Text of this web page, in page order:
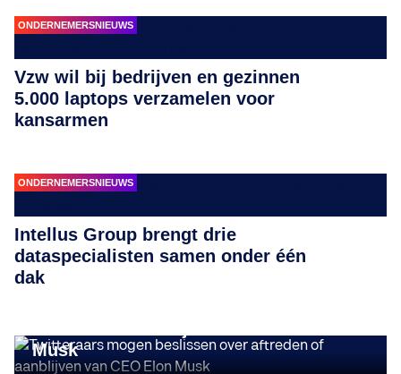
ONDERNEMERSNIEUWS
Vzw wil bij bedrijven en gezinnen
5.000 laptops verzamelen voor
kansarmen
ONDERNEMERSNIEUWS
Intellus Group brengt drie
dataspecialisten samen onder één
dakONDERNEMERSNIEUWS
Musk